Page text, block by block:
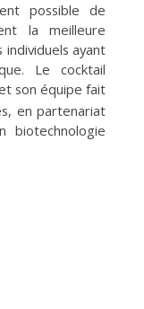
possible de
la meilleure
ayant
Le cocktail
son équipe fait
en partenariat
biotechnologie